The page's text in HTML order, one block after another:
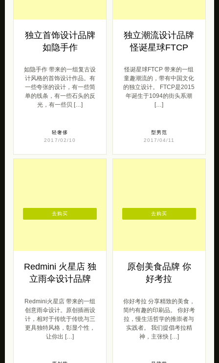
独立首饰设计品牌
如隐手作
如隐手作 带来的一组复古设
计风格的首饰设计作品。有
一些夸张的设计，有一些简
单的线条，有一些石头的反
光，有一些贝 […]
轻奢侈
2017/02/10
独立潮流设计品牌
怪诞星球FTCP
怪诞星球FTCP 带来的一组
童趣潮流的，带有中国文化
的独立设计。 FTCP是2015
年诞生于1094的街头系潮
[…]
型男范
2017/04/11
Redmini 火星店 独
立雨伞设计品牌
Redmini火星店 带来的一组
创意雨伞设计。原创插画设
计，相对于传统于传统与三
更具独特风格，彰显个性，
让你出 […]
去购买
原创美食品牌 你
好考拉
你好考拉 分享精致的美食，
简约有趣的印刷品。 你好考
拉，慢生活哲学的推崇者与
实践者。 我们提倡考拉精
神，主张快 […]
去购买